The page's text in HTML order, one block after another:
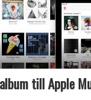
till Apple